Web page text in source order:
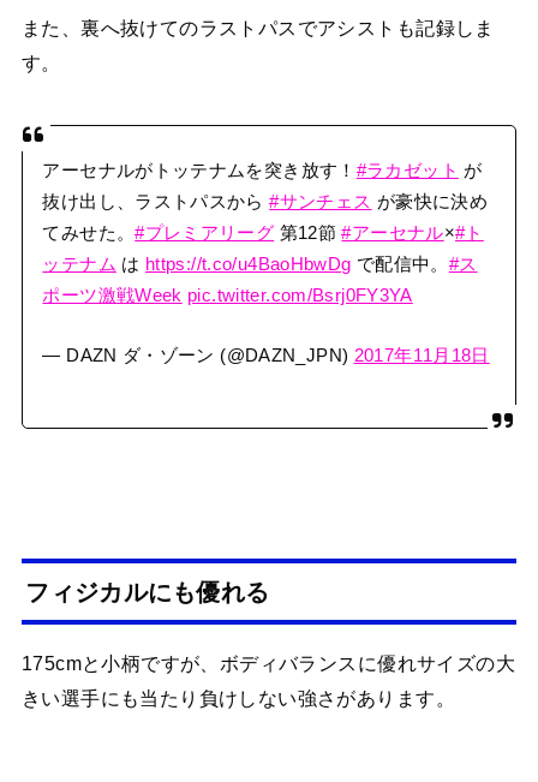
また、裏へ抜けてのラストパスでアシストも記録しま
す。
アーセナルがトッテナムを突き放す！ #ラカゼット が
抜け出し、ラストパスから#サンチェス が豪快に決め
てみせた。#プレミアリーグ 第12節#アーセナル×#ト
ッテナム は https://t.co/u4BaoHbwDg で配信中。 #ス
ポーツ激戦Week pic.twitter.com/Bsrj0FY3YA
— DAZN ダ・ゾーン (@DAZN_JPN) 2017年11月18日
フィジカルにも優れる
175cmと小柄ですが、ボディバランスに優れサイズの大
きい選手にも当たり負けしない強さがあります。